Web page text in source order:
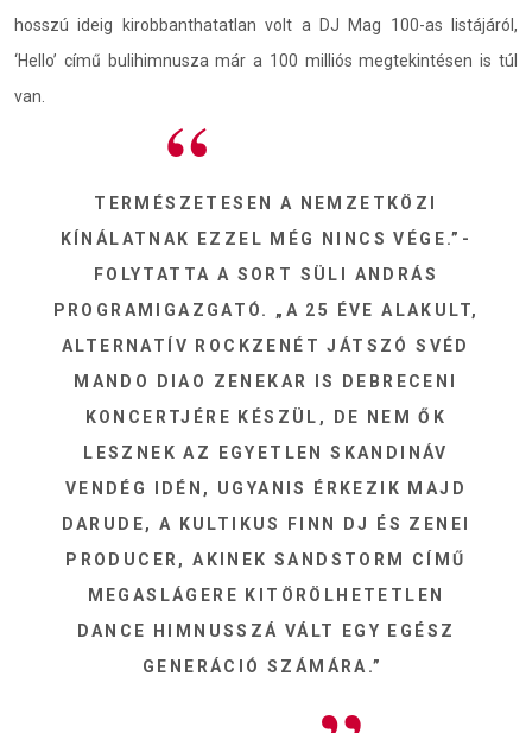
hosszú ideig kirobbanthatatlan volt a DJ Mag 100-as listájáról,
‘Hello’ című bulihimnusza már a 100 milliós megtekintésen is túl
van.
TERMÉSZETESEN A NEMZETKÖZI
KÍNÁLATNAK EZZEL MÉG NINCS VÉGE.”-
FOLYTATTA A SORT SÜLI ANDRÁS
PROGRAMIGAZGATÓ. „A 25 ÉVE ALAKULT,
ALTERNATÍV ROCKZENÉT JÁTSZÓ SVÉD
MANDO DIAO ZENEKAR IS DEBRECENI
KONCERTJÉRE KÉSZÜL, DE NEM ŐK
LESZNEK AZ EGYETLEN SKANDINÁV
VENDÉG IDÉN, UGYANIS ÉRKEZIK MAJD
DARUDE, A KULTIKUS FINN DJ ÉS ZENEI
PRODUCER, AKINEK SANDSTORM CÍMŰ
MEGASLÁGERE KITÖRÖLHETETLEN
DANCE HIMNUSSZÁ VÁLT EGY EGÉSZ
GENERÁCIÓ SZÁMÁRA.”